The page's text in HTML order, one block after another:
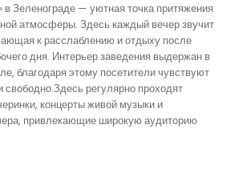
в Зеленограде — уютная точка притяжения
атмосферы. Здесь каждый вечер звучит
к расслаблению и отдыху после
дня. Интерьер заведения выдержан в
благодаря этому посетители чувствуют
регулярно проходят
концерты живой музыки и
привлекающие широкую аудиторию